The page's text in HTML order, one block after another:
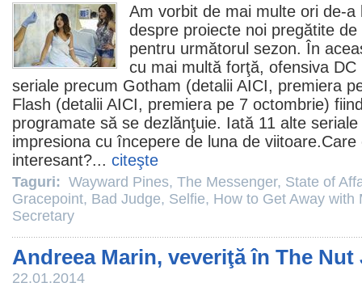
Am vorbit de mai multe ori de-a
despre proiecte noi pregătite
pentru următorul sezon. În
cu mai multă forţă, ofensiva
seriale precum Gotham (detalii AICI, premiera
Flash (detalii AICI, premiera pe 7 octombrie)
programate să se dezlănţuie. Iată 11 alte
impresiona cu începere de luna de
interesant?... citeşte
Taguri: Wayward Pines, The Messenger, State of
Gracepoint, Bad Judge, Selfie, How to Get Away with
Secretary
Andreea Marin, veveriţă în The Nut
22.01.2014